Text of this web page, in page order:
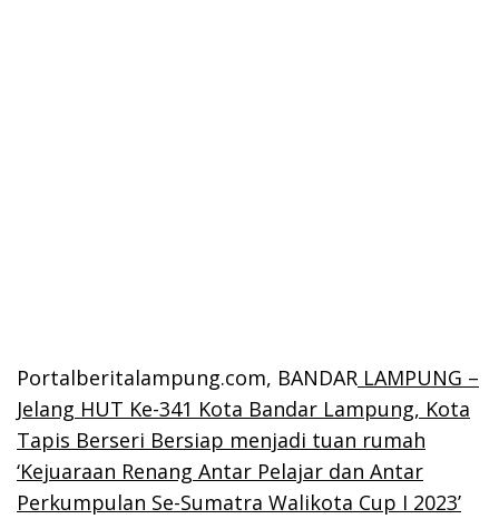
Portalberitalampung.com, BANDAR LAMPUNG –
Jelang HUT Ke-341 Kota Bandar Lampung, Kota
Tapis Berseri Bersiap menjadi tuan rumah
‘Kejuaraan Renang Antar Pelajar dan Antar
Perkumpulan Se-Sumatra Walikota Cup I 2023’